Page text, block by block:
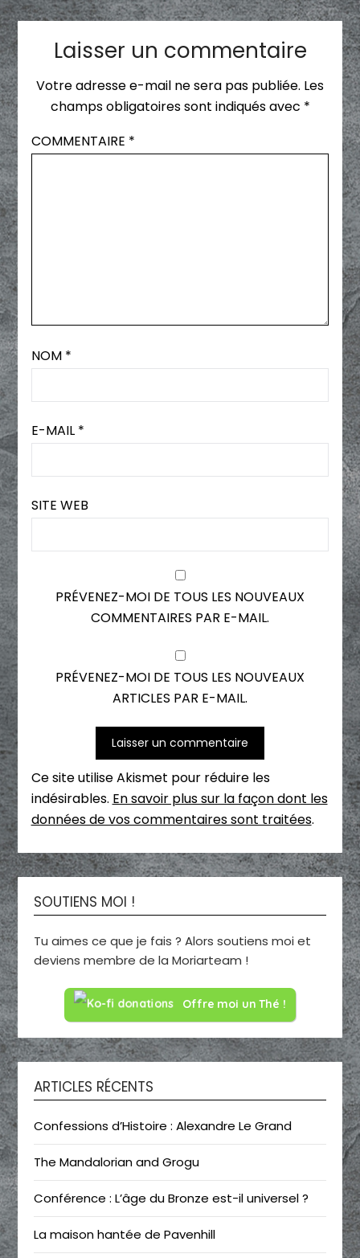
Laisser un commentaire
Votre adresse e-mail ne sera pas publiée. Les
champs obligatoires sont indiqués avec *
COMMENTAIRE *
NOM *
E-MAIL *
SITE WEB
PRÉVENEZ-MOI DE TOUS LES NOUVEAUX
COMMENTAIRES PAR E-MAIL.
PRÉVENEZ-MOI DE TOUS LES NOUVEAUX
ARTICLES PAR E-MAIL.
Ce site utilise Akismet pour réduire les
indésirables. En savoir plus sur la façon dont les
données de vos commentaires sont traitées.
SOUTIENS MOI !
Tu aimes ce que je fais ? Alors soutiens moi et
deviens membre de la Moriarteam !
Offre moi un Thé !
ARTICLES RÉCENTS
Confessions d’Histoire : Alexandre Le Grand
The Mandalorian and Grogu
Conférence : L’âge du Bronze est-il universel ?
La maison hantée de Pavenhill